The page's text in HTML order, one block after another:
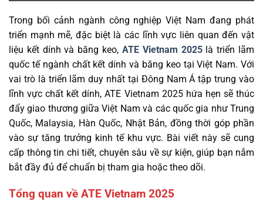
Trong bối cảnh ngành công nghiệp Việt Nam đang phát
triển mạnh mẽ, đặc biệt là các lĩnh vực liên quan đến vật
liệu kết dính và băng keo, ATE Vietnam 2025là triển lãm
quốc tế ngành chất kết dính và băng keo tại Việt Nam. Với
vai trò là triển lãm duy nhất tại Đông Nam Á tập trung vào
lĩnh vực chất kết dính, ATE Vietnam 2025 hứa hẹn sẽ thúc
đẩy giao thương giữa Việt Nam và các quốc gia như Trung
Quốc, Malaysia, Hàn Quốc, Nhật Bản, đồng thời góp phần
vào sự tăng trưởng kinh tế khu vực. Bài viết này sẽ cung
cấp thông tin chi tiết, chuyên sâu về sự kiện, giúp bạn nắm
bắt đầy đủ để chuẩn bị tham gia hoặc theo dõi.
Tổng quan về ATE Vietnam 2025